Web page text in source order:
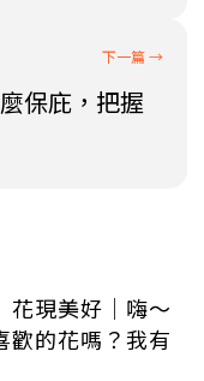
保庇，把握
花現美好│嗨～
歡的花嗎？我有